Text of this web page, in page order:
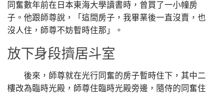
同奮數年前在日本東海大學讀書時，曾買了一小幢房
子。他跟師尊說，「這間房子，我畢業後一直沒賣，也
沒人住，師尊不妨暫時住那」。
放下身段擠居斗室
後來，師尊就在光行同奮的房子暫時住下，其中二
樓改為臨時光殿，師尊住臨時光殿旁邊，隨侍的同奮住